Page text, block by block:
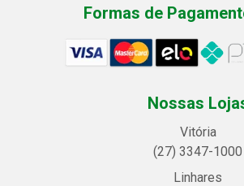
Formas de
Nossas
Vitória
(27) 3347-1000
Linhares